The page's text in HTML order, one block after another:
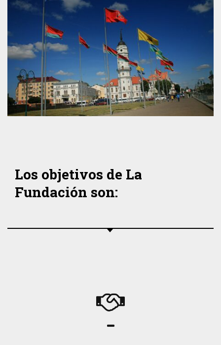
Los objetivos de La
Fundación son: